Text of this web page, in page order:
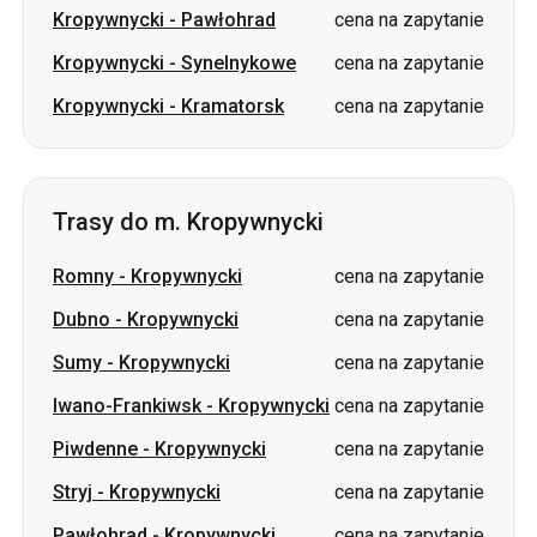
Trasy do m. Kropywnycki
Romny-Kropywnycki
cena na zapytanie
Sumy- Kropywnycki
Iwano-Frankiwsk-Kropywnycki
cena na zapytanie
Piwdenne-Kropywnycki
cena na zapytanie
Stryj-Kropywnycki
cena na zapytanie
Pawłohrad-Kropywnycki
cena na zapytanie
Szachtarskie (Perszotraweńsk)
-
cena na